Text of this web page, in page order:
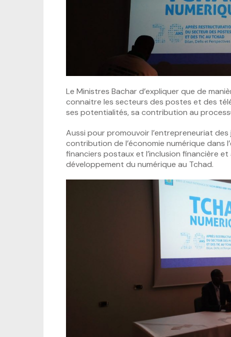
Le Ministres Bachar d’expliquer que de
connaitre les secteurs des postes et des
ses potentialités, sa contribution au
Aussi pour promouvoir l’entrepreneuriat
contribution de l’économie numérique dans
financiers postaux et l’inclusion financière
développement du numérique au Tchad.